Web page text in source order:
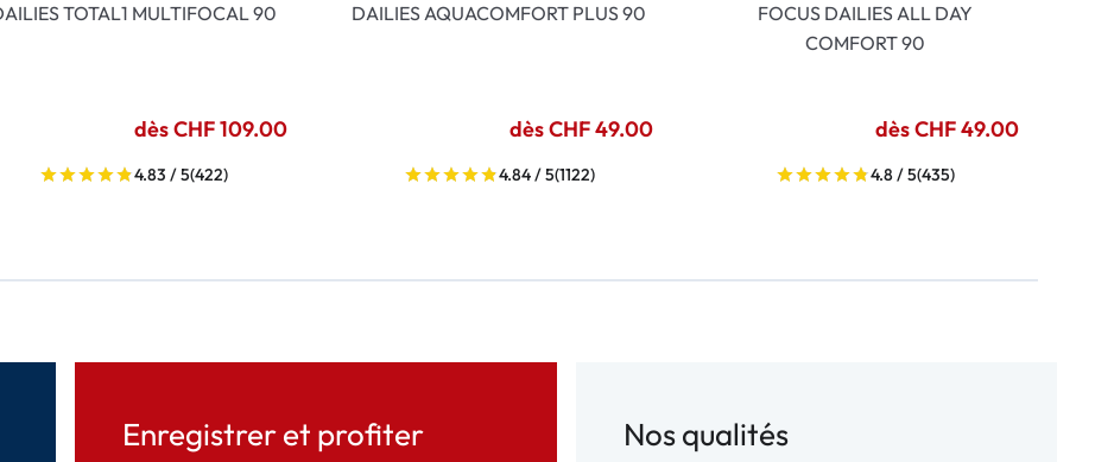
TOTAL1 MULTIFOCAL 90
dès CHF 109.00
4.83 / 5(422)
DAILIES AQUACOMFORT PLUS 90
dès CHF 49.00
4.84 / 5(1122)
FOCUS DAILIES ALL DAY
COMFORT 90
dès CHF 49.00
4.8 / 5(435)
Enregistrer et profiter Nos qualités